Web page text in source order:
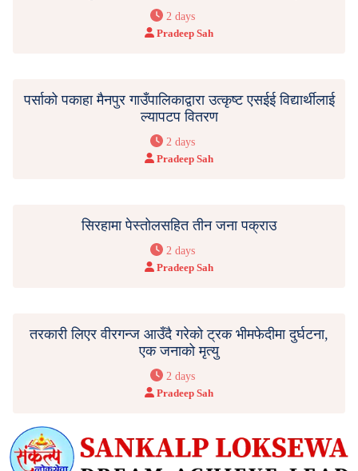
2 days
Pradeep Sah
पर्साको पकाहा मैनपुर गाउँपालिकाद्वारा उत्कृष्ट एसईई विद्यार्थीलाई
ल्यापटप वितरण
2 days
Pradeep Sah
सिरहामा पेस्तोलसहित तीन जना पक्राउ
2 days
Pradeep Sah
तरकारी लिएर वीरगन्ज आउँदै गरेको ट्रक भीमफेदीमा दुर्घटना,
एक जनाको मृत्यु
2 days
Pradeep Sah